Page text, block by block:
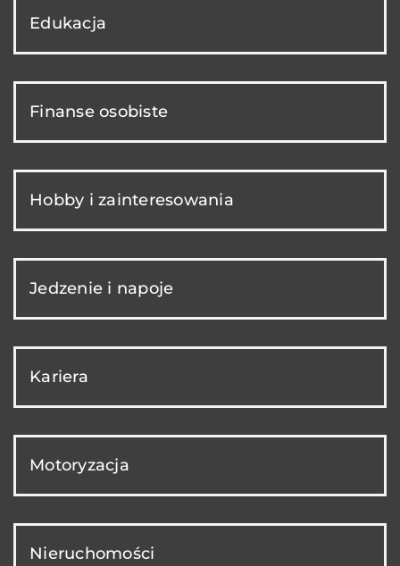
Edukacja
Finanse osobiste
Hobby i zainteresowania
Jedzenie i napoje
Kariera
Motoryzacja
Nieruchomości